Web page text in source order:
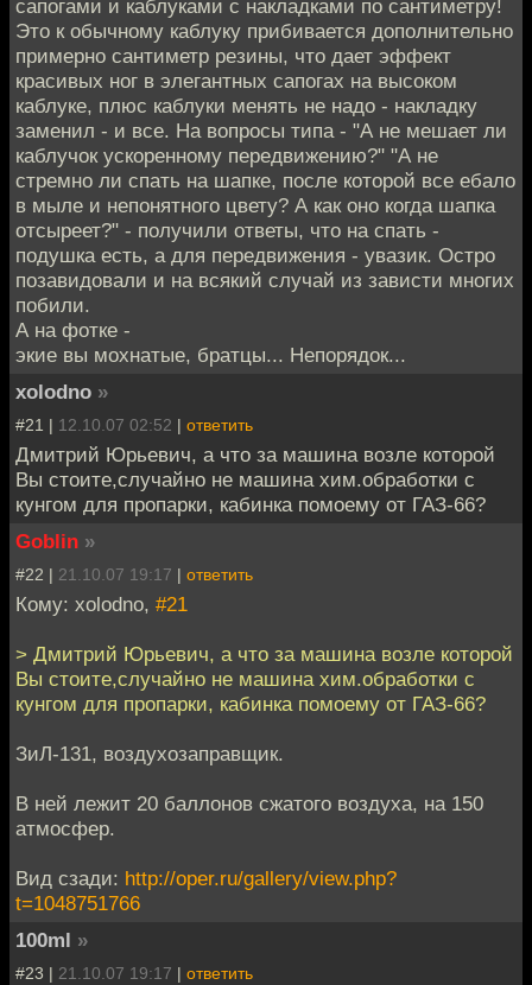
сапогами и каблуками с накладками по сантиметру!
Это к обычному каблуку прибивается дополнительно
примерно сантиметр резины, что дает эффект
красивых ног в элегантных сапогах на высоком
каблуке, плюс каблуки менять не надо - накладку
заменил - и все. На вопросы типа - "А не мешает ли
каблучок ускоренному передвижению?" "А не
стремно ли спать на шапке, после которой все ебало
в мыле и непонятного цвету? А как оно когда шапка
отсыреет?" - получили ответы, что на спать -
подушка есть, а для передвижения - увазик. Остро
позавидовали и на всякий случай из зависти многих
побили.
А на фотке -
экие вы мохнатые, братцы... Непорядок...
xolodno »
#21 | 12.10.07 02:52 | ответить
Дмитрий Юрьевич, а что за машина возле которой
Вы стоите,случайно не машина хим.обработки с
кунгом для пропарки, кабинка помоему от ГАЗ-66?
Goblin »
#22 | 21.10.07 19:17 | ответить
Кому: xolodno, #21
> Дмитрий Юрьевич, а что за машина возле которой
Вы стоите,случайно не машина хим.обработки с
кунгом для пропарки, кабинка помоему от ГАЗ-66?
ЗиЛ-131, воздухозаправщик.
В ней лежит 20 баллонов сжатого воздуха, на 150
атмосфер.
Вид сзади: http://oper.ru/gallery/view.php?
t=1048751766
100ml »
#23 | 21.10.07 19:17 | ответить